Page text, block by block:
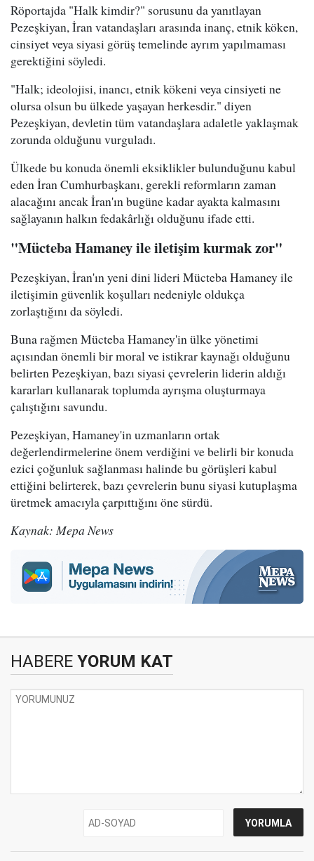
Röportajda "Halk kimdir?" sorusunu da yanıtlayan
Pezeşkiyan, İran vatandaşları arasında inanç, etnik köken,
cinsiyet veya siyasi görüş temelinde ayrım yapılmaması
gerektiğini söyledi.
"Halk; ideolojisi, inancı, etnik kökeni veya cinsiyeti ne
olursa olsun bu ülkede yaşayan herkesdir." diyen
Pezeşkiyan, devletin tüm vatandaşlara adaletle yaklaşmak
zorunda olduğunu vurguladı.
Ülkede bu konuda önemli eksiklikler bulunduğunu kabul
eden İran Cumhurbaşkanı, gerekli reformların zaman
alacağını ancak İran'ın bugüne kadar ayakta kalmasını
sağlayanın halkın fedakârlığı olduğunu ifade etti.
"Mücteba Hamaney ile iletişim kurmak zor"
Pezeşkiyan, İran'ın yeni dini lideri Mücteba Hamaney ile
iletişimin güvenlik koşulları nedeniyle oldukça
zorlaştığını da söyledi.
Buna rağmen Mücteba Hamaney'in ülke yönetimi
açısından önemli bir moral ve istikrar kaynağı olduğunu
belirten Pezeşkiyan, bazı siyasi çevrelerin liderin aldığı
kararları kullanarak toplumda ayrışma oluşturmaya
çalıştığını savundu.
Pezeşkiyan, Hamaney'in uzmanların ortak
değerlendirmelerine önem verdiğini ve belirli bir konuda
ezici çoğunluk sağlanması halinde bu görüşleri kabul
ettiğini belirterek, bazı çevrelerin bunu siyasi kutuplaşma
üretmek amacıyla çarpıttığını öne sürdü.
Kaynak: Mepa News
HABERE YORUM KAT